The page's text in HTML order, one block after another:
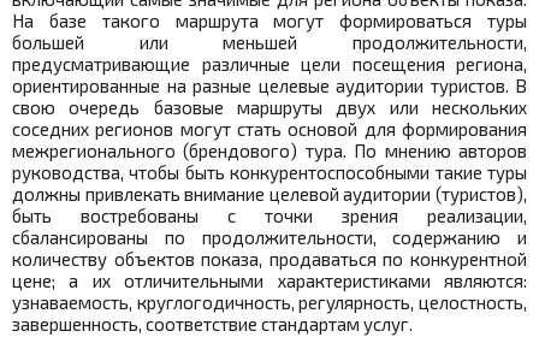
На базе такого маршрута могут формироваться туры
большей или меньшей продолжительности,
предусматривающие различные цели посещения региона,
ориентированные на разные целевые аудитории туристов. В
свою очередь базовые маршруты двух или нескольких
соседних регионов могут стать основой для формирования
межрегионального (брендового) тура. По мнению авторов
руководства, чтобы быть конкурентоспособными такие туры
должны привлекать внимание целевой аудитории (туристов),
быть востребованы с точки зрения реализации,
сбалансированы по продолжительности, содержанию и
количеству объектов показа, продаваться по конкурентной
цене; а их отличительными характеристиками являются:
узнаваемость, круглогодичность, регулярность, целостность,
завершенность, соответствие стандартам услуг.